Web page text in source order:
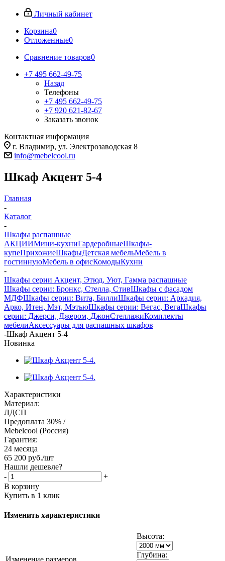
Личный кабинет
Корзина0
Отложенные0
Сравнение товаров0
+7 495 662-49-75
Назад
Телефоны
+7 495 662-49-75
+7 920 621-82-67
Заказать звонок
Контактная информация
г. Владимир, ул. Электрозаводская 8
info@mebelcool.ru
Шкаф Акцент 5-4
Главная
-
Каталог
-
Шкафы распашные
АКЦИИМини-кухниГардеробныеШкафы-
купеПрихожиеШкафыДетская мебельМебель в
гостиннуюМебель в офисКомодыКухни
-
Шкафы серии Акцент, Этюд, Уют, Гамма распашные
Шкафы серии: Бронкс, Стелла, СтивШкафы с фасадом
МДФШкафы серии: Вита, БиллиШкафы серии: Аркадия,
Арко, Итен, Мэт, МэтьюШкафы серии: Вегас, ВегаШкафы
серии: Джерси, Джером, ДжонСтеллажиКомплекты
мебелиАксессуары для распашных шкафов
-Шкаф Акцент 5-4
Новинка
Характеристики
Материал:
ЛДСП
Предоплата 30% /
Mebelcool (Россия)
Гарантия:
24 месяца
65 200 руб./шт
Нашли дешевле?
-
+
В корзину
Купить в 1 клик
Изменить характеристики
Высота:
Глубина: